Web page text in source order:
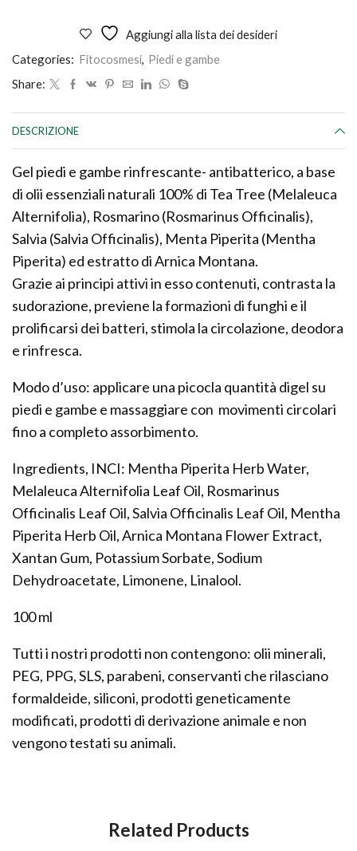
quantità
Aggiungi alla lista dei desideri
Categories: Fitocosmesi, Piedi e gambe
Share:
DESCRIZIONE
Gel piedi e gambe rinfrescante- antibatterico, a base
di olii essenziali naturali 100% di Tea Tree (Melaleuca
Alternifolia), Rosmarino (Rosmarinus Officinalis),
Salvia (Salvia Officinalis), Menta Piperita (Mentha
Piperita) ed estratto di Arnica Montana.
Grazie ai principi attivi in esso contenuti, contrasta la
sudorazione, previene la formazioni di funghi e il
prolificarsi dei batteri, stimola la circolazione, deodora
e rinfresca.
Modo d’uso: applicare una picocla quantità digel su
piedi e gambe e massaggiare con movimenti circolari
fino a completo assorbimento.
Ingredients, INCI: Mentha Piperita Herb Water,
Melaleuca Alternifolia Leaf Oil, Rosmarinus
Officinalis Leaf Oil, Salvia Officinalis Leaf Oil, Mentha
Piperita Herb Oil, Arnica Montana Flower Extract,
Xantan Gum, Potassium Sorbate, Sodium
Dehydroacetate, Limonene, Linalool.
100 ml
Tutti i nostri prodotti non contengono: olii minerali,
PEG, PPG, SLS, parabeni, conservanti che rilasciano
formaldeide, siliconi, prodotti geneticamente
modificati, prodotti di derivazione animale e non
vengono testati su animali.
Related Products